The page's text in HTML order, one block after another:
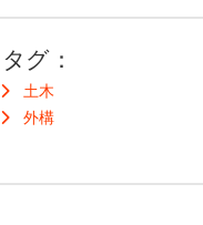
タグ：
土木
外構